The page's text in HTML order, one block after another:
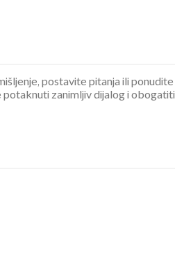
postavite pitanja ili ponudite
zanimljiv dijalog i obogatiti